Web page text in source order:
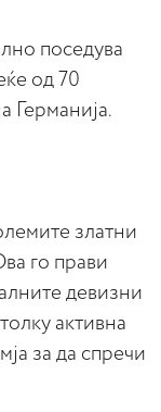
поседува
од 70
Германија.
златни
го прави
девизни
активна
за да спречи